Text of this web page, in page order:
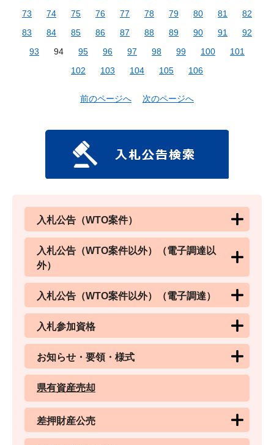
73
74 75 76 77 78 79 80 81
82
83
84 85 86 87 88 89 90 91
92
93
94 95 96 97 98 99 100
101
102
103 104 105 106
前のページへ 次のページへ
入札公告（WTO案件）
入札公告（WTO案件以外）（電子調達以
外）
入札公告（WTO案件以外）（電子調達）
入札参加資格
お知らせ・要領・様式
県有資産売却
差押財産公売